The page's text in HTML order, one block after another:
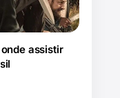
assistir